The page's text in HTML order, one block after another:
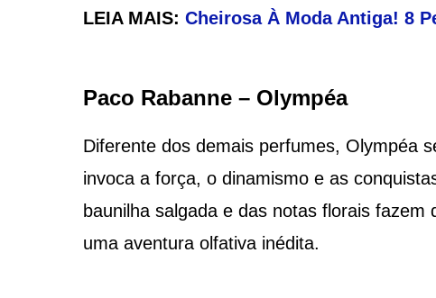
LEIA MAIS: Cheirosa À Moda Antiga! 8
Paco Rabanne – Olympéa
Diferente dos demais perfumes, Olympéa
invoca a força, o dinamismo e as
baunilha salgada e das notas florais
uma aventura olfativa inédita.